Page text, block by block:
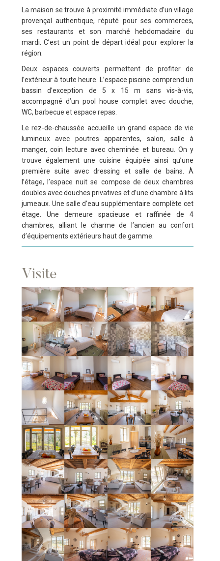
La maison se trouve à proximité immédiate d’un village
provençal authentique, réputé pour ses commerces,
ses restaurants et son marché hebdomadaire du
mardi. C’est un point de départ idéal pour explorer la
région.
Deux espaces couverts permettent de profiter de
l’extérieur à toute heure. L’espace piscine comprend un
bassin d’exception de 5 x 15 m sans vis-à-vis,
accompagné d’un pool house complet avec douche,
WC, barbecue et espace repas.
Le rez-de-chaussée accueille un grand espace de vie
lumineux avec poutres apparentes, salon, salle à
manger, coin lecture avec cheminée et bureau. On y
trouve également une cuisine équipée ainsi qu’une
première suite avec dressing et salle de bains. À
l’étage, l’espace nuit se compose de deux chambres
doubles avec douches privatives et d’une chambre à lits
jumeaux. Une salle d’eau supplémentaire complète cet
étage. Une demeure spacieuse et raffinée de 4
chambres, alliant le charme de l’ancien au confort
d’équipements extérieurs haut de gamme.
Visite